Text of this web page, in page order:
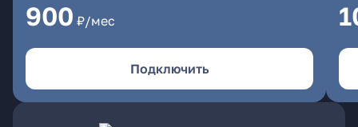
900 ₽/мес
Подключить